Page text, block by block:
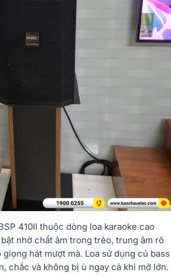
410II thuộc dòng loa karaoke cao
nhờ chất âm trong trẻo, trung âm rõ
giọng hát mượt mà. Loa sử dụng củ bass
chắc và không bị ù ngay cả khi mở lớn.